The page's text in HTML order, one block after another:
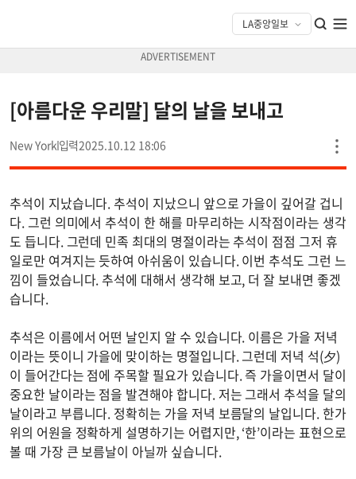
[아름다운 우리말] 달의 날을 보내고
New York 2025.10.12 18:06
추석이 지났습니다. 추석이 지났으니 앞으로 가을이 깊어갈 겁니
다. 그런 의미에서 추석이 한 해를 마무리하는 시작점이라는 생각
도 듭니다. 그런데 민족 최대의 명절이라는 추석이 점점 그저 휴
일로만 여겨지는 듯하여 아쉬움이 있습니다. 이번 추석도 그런 느
낌이 들었습니다. 추석에 대해서 생각해 보고, 더 잘 보내면 좋겠
습니다.
추석은 이름에서 어떤 날인지 알 수 있습니다. 이름은 가을 저녁
이라는 뜻이니 가을에 맞이하는 명절입니다. 그런데 저녁 석(夕)
이 들어간다는 점에 주목할 필요가 있습니다. 즉 가을이면서 달이
중요한 날이라는 점을 발견해야 합니다. 저는 그래서 추석을 달의
날이라고 부릅니다. 정확히는 가을 저녁 보름달의 날입니다. 한가
위의 어원을 정확하게 설명하기는 어렵지만, ‘한’이라는 표현으로
볼 때 가장 큰 보름날이 아닐까 싶습니다.